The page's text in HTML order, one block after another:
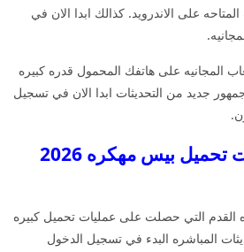
على الاندرويد. كذالك ابدا الان في
المجانيه على هاتفك المحمول قدره كبيره
جديد من التحديثات ابدا الان في تسجيل
الارشادات والخدمات تحميل بيس مهكره 2026
التي حصلت على عمليات تحميل كبيره
المباشره البدء في تسجيل الدخول